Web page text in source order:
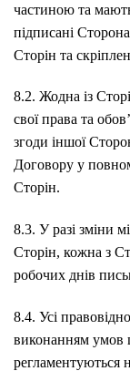
частиною та
підписані
Сторін та
8.2. Жодна із
свої права та
згоди іншої
Договору у
Сторін.
8.3. У разі зміни
Сторін, кожна з
робочих днів
8.4. Усі
виконанням умов
регламентуються